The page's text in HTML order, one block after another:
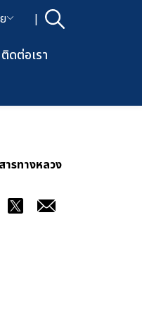
ยนภาษา| ค้นหา
ลหลักของเว็บไซต์
ติดต่อเรา
ารทางหลวง